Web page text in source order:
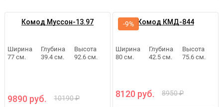
Комод Муссон-13.97
Ширина
77 см.
Глубина
39.4 см.
Высота
92.6 см.
9890 руб. 10190 ₽
Комод КМД-844
Ширина
80 см.
Глубина
42.5 см.
Высота
75.6 см.
8120 руб. 8950 ₽
-9%